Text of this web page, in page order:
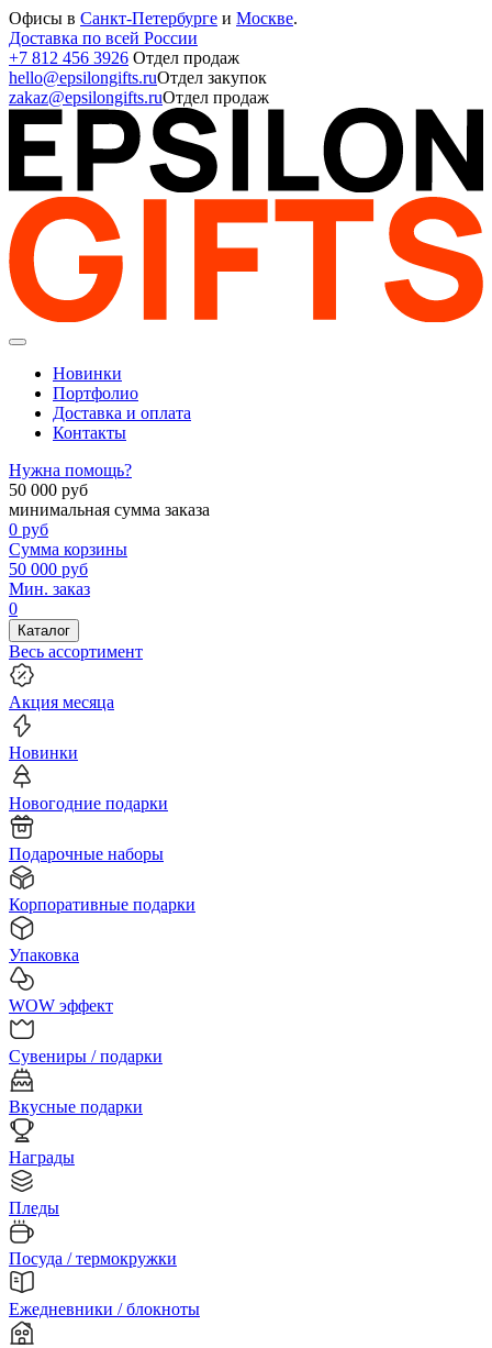
Офисы в Санкт-Петербурге и Москве.
Доставка по всей России
+7 812 456 3926 Отдел продаж
hello@epsilongifts.ruОтдел закупок
zakaz@epsilongifts.ruОтдел продаж
Новинки
Портфолио
Доставка и оплата
Контакты
Нужна помощь?
50 000 руб
минимальная сумма заказа
0 руб
Сумма корзины
50 000 руб
Мин. заказ
0
Каталог
Весь ассортимент
Акция месяца
Новинки
Новогодние подарки
Подарочные наборы
Корпоративные подарки
Упаковка
WOW эффект
Сувениры / подарки
Вкусные подарки
Награды
Пледы
Посуда / термокружки
Ежедневники / блокноты